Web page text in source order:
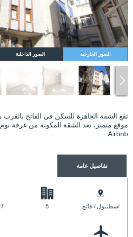
الصور الخارجية الصور الداخلية
تقع الشقة الجاهزة للسكن في الفاتح
موقع متميز، تعد الشقة المكونة من غرفة
Airbnb.
تفاصيل عامة
اسطنبول / فاتح 5